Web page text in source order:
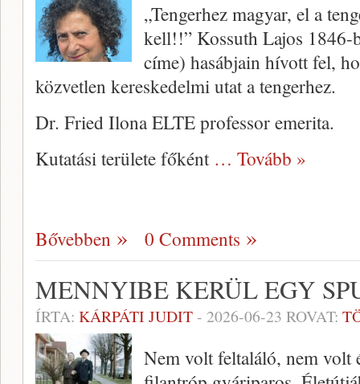
„Tengerhez magyar, el a
kell!!” Kossuth Lajos 1846-
címe) hasábjain hívott fel,
közvetlen kereskedelmi utat a tengerhez.
Dr. Fried Ilona ELTE professor emerita.
Kutatási területe főként … Tovább »
Bővebben 0 Comments
MENNYIBE KERÜL EGY
ÍRTA: KÁRPÁTI JUDIT- 2026-06-23 ROVAT:
Nem volt feltaláló, nem volt